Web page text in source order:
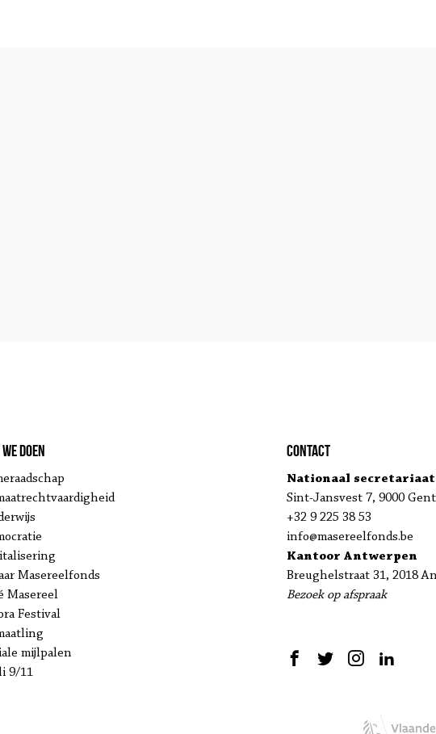
doen
Masereelfonds
Masereel
Festival
mijlpalen
9/11
Contact
Nationaal secretariaat
Sint-Jansvest 7, 9000 Gent
+32 9 225 38 53
info@masereelfonds.be
Kantoor Antwerpen
Breughelstraat 31, 2018
Bezoek op afspraak